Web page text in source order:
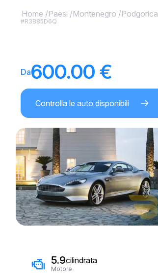
Home /Paesi /Montenegro /Podgorica
#R3B85D6Q
Da600.00 €
Controlla le auto disponibili
5.9cilindrata
Motore